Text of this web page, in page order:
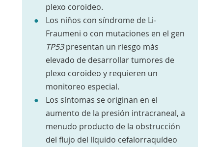
plexo coroideo.
Los niños con síndrome de Li-
Fraumeni o con mutaciones en el gen
TP53presentan un riesgo más
elevado de desarrollar tumores de
plexo coroideo y requieren un
monitoreo especial.
Los síntomas se originan en el
aumento de la presión intracraneal, a
menudo producto de la obstrucción
del flujo del líquido cefalorraquídeo